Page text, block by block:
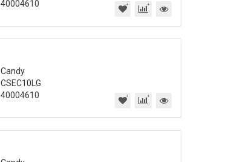
40004610
Candy
CSEC10LG
40004610